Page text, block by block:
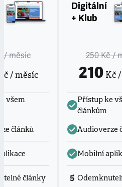
/ měsíc
/ měsíc
všem
článků
články
Digitální
+ Klub
250 Kč/
210 Kč
Přístup ke
článkům
Audioverze
Mobilní
5